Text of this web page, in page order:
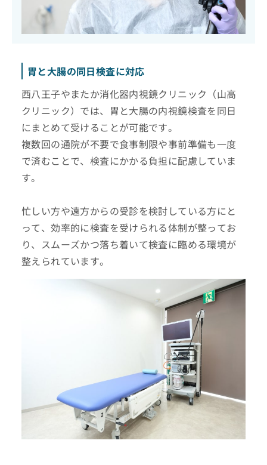
胃と大腸の同日検査に対応
西八王子やまたか消化器内視鏡クリニック（山高
クリニック）では、胃と大腸の内視鏡検査を同日
にまとめて受けることが可能です。
複数回の通院が不要で食事制限や事前準備も一度
で済むことで、検査にかかる負担に配慮していま
す。
忙しい方や遠方からの受診を検討している方にと
って、効率的に検査を受けられる体制が整ってお
り、スムーズかつ落ち着いて検査に臨める環境が
整えられています。